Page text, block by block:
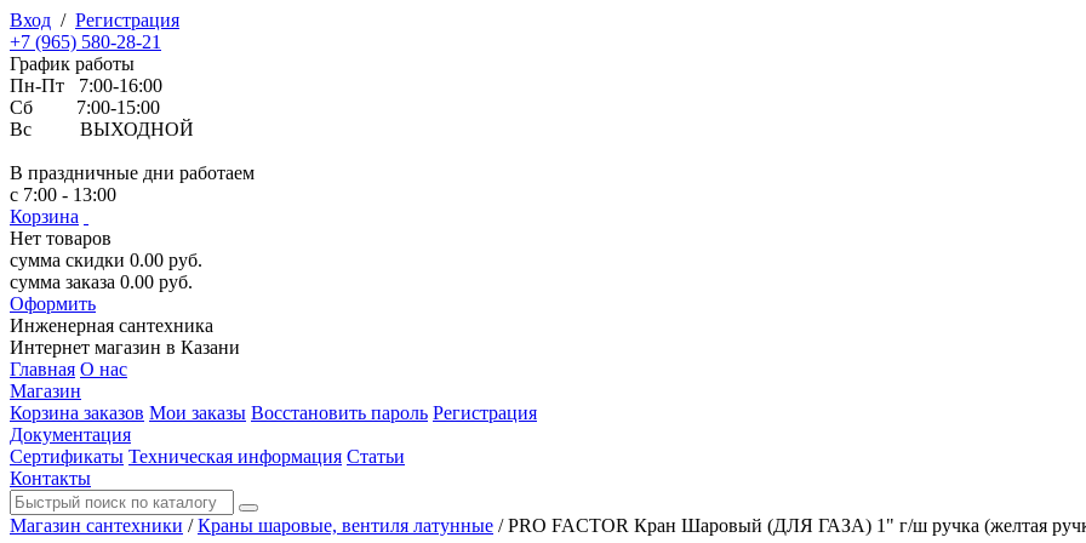
Вход / Регистрация
+7 (965) 580-28-21
График работы
Пн-Пт 7:00-16:00
Сб 7:00-15:00
Вс ВЫХОДНОЙ
В праздничные дни работаем
с 7:00 - 13:00
Корзина
Нет товаров
сумма скидки 0.00 руб.
сумма заказа 0.00 руб.
Оформить
Инженерная сантехника
Интернет магазин в Казани
Главная О нас
Магазин
Корзина заказов Мои заказы Восстановить пароль Регистрация
Документация
Сертификаты Техническая информация Статьи
Контакты
Магазин сантехники / Краны шаровые, вентиля латунные / PRO FACTOR Кран Шаровый (ДЛЯ ГАЗА) 1" г/ш ручка (желтая